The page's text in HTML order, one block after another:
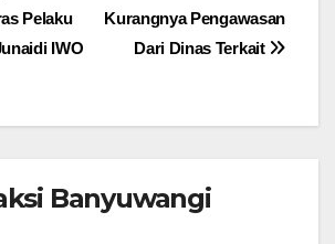
Kurangnya Pengawasan
Dari Dinas Terkait
Pelaku
IWO
Banyuwangi